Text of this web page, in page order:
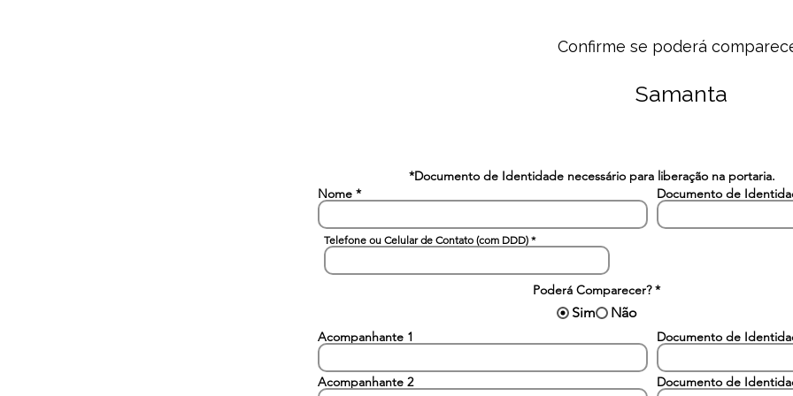
Confirme se poderá
Samanta
*Documento de Identidade necessário para liberação na portaria.
Nome
Documento de
Telefone ou Celular de Contato (com DDD)
Poderá Comparecer? *
Sim Não
Acompanhante 1 Documento de
Acompanhante 2 Documento de